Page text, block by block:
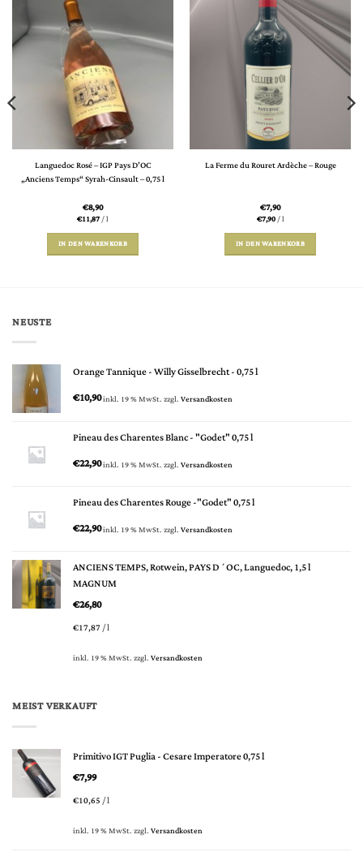
Languedoc Rosé – IGP Pays D’OC
„Anciens Temps“ Syrah-Cinsault – 0,75 l
€8,90
€11,87/l
IN DEN WARENKORB
La Ferme du Rouret Ardèche – Rouge
€7,90
€7,90/l
IN DEN WARENKORB
NEUSTE
Orange Tannique - Willy Gisselbrecht - 0,75 l
€10,90inkl. 19 % MwSt.zzgl.Versandkosten
Pineau des Charentes Blanc - "Godet" 0,75 l
€22,90inkl. 19 % MwSt.zzgl.Versandkosten
Pineau des Charentes Rouge -"Godet" 0,75 l
€22,90inkl. 19 % MwSt.zzgl.Versandkosten
ANCIENS TEMPS, Rotwein, PAYS D´OC, Languedoc, 1,5 l
MAGNUM
€26,80
€17,87/l
inkl. 19 % MwSt.zzgl.Versandkosten
MEIST VERKAUFT
Primitivo IGT Puglia - Cesare Imperatore 0,75 l
€7,99
€10,65/l
inkl. 19 % MwSt.zzgl.Versandkosten